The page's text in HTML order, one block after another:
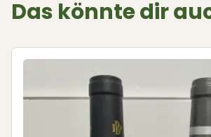
Das könnte dir